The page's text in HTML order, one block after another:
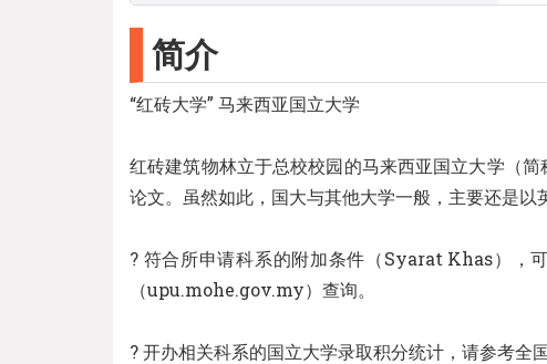
简介
“红砖大学” 马来西亚国立大学
红砖建筑物林立于总校校园的马来西亚国立大学（
论文。虽然如此，国大与其他大学一般，主要还是
? 符合所申请科系的附加条件（Syarat Khas），
（upu.mohe.gov.my）查询。
? 开办相关科系的国立大学录取积分统计，请参考